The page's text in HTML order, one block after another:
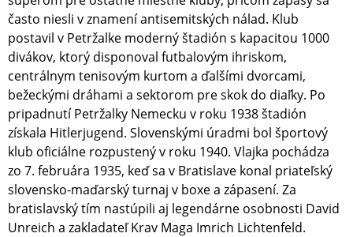
často niesli v znamení antisemitských nálad. Klub
postavil v Petržalke moderný štadión s kapacitou 1000
divákov, ktorý disponoval futbalovým ihriskom,
centrálnym tenisovým kurtom a ďalšími dvorcami,
bežeckými dráhami a sektorom pre skok do diaľky. Po
pripadnutí Petržalky Nemecku v roku 1938 štadión
získala Hitlerjugend. Slovenskými úradmi bol športový
klub oficiálne rozpustený v roku 1940. Vlajka pochádza
zo 7. februára 1935, keď sa v Bratislave konal priateľský
slovensko-maďarský turnaj v boxe a zápasení. Za
bratislavský tím nastúpili aj legendárne osobnosti David
Unreich a zakladateľ Krav Maga Imrich Lichtenfeld.